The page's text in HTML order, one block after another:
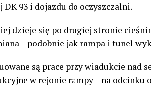
DK 93 i dojazdu do oczyszczalni.
dzieje się po drugiej stronie
– podobnie jak rampa i tunel
są prace przy wiadukcie nad
w rejonie rampy – na odcinku